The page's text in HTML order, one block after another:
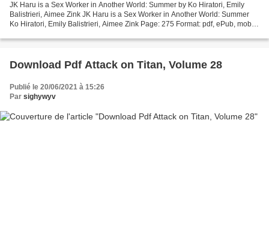
JK Haru is a Sex Worker in Another World: Summer by Ko Hiratori, Emily
Balistrieri, Aimee Zink JK Haru is a Sex Worker in Another World: Summer
Ko Hiratori, Emily Balistrieri, Aimee Zink Page: 275 Format: pdf, ePub, mobi,
Download Pdf Attack on Titan, Volume 28
Publié le 20/06/2021 à 15:26
Par sighywyv